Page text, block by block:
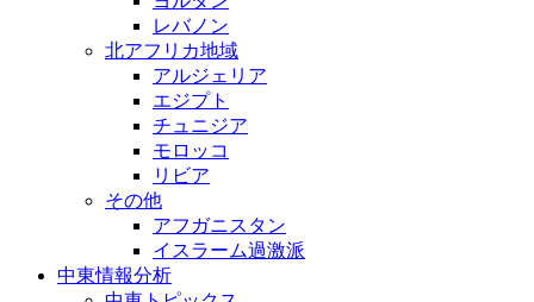
レバノン
北アフリカ地域
アルジェリア
エジプト
チュニジア
モロッコ
リビア
その他
アフガニスタン
イスラーム過激派
中東情報分析